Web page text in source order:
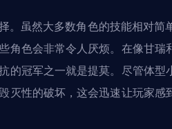
。虽然大多数角色的技能相对简
角色会非常令人厌烦。在像甘瑞
的冠军之一就是提莫。尽管体型
灭性的破坏，这会迅速让玩家感